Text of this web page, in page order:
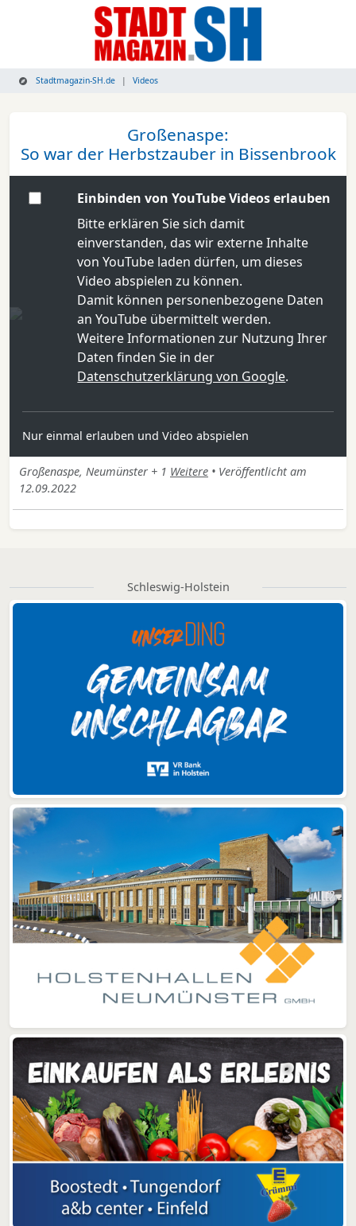
Stadtmagazin-SH.de Videos
Großenaspe:
So war der Herbstzauber in Bissenbrook
Einbinden von YouTube Videos erlauben
Bitte erklären Sie sich damit
einverstanden, das wir externe Inhalte
von YouTube laden dürfen, um dieses
Video abspielen zu können.
Damit können personenbezogene Daten
an YouTube übermittelt werden.
Weitere Informationen zur Nutzung Ihrer
Daten finden Sie in der
Datenschutzerklärung von Google.
Nur einmal erlauben und Video abspielen
Großenaspe, Neumünster + 1 Weitere • Veröffentlicht am
12.09.2022
Schleswig-Holstein